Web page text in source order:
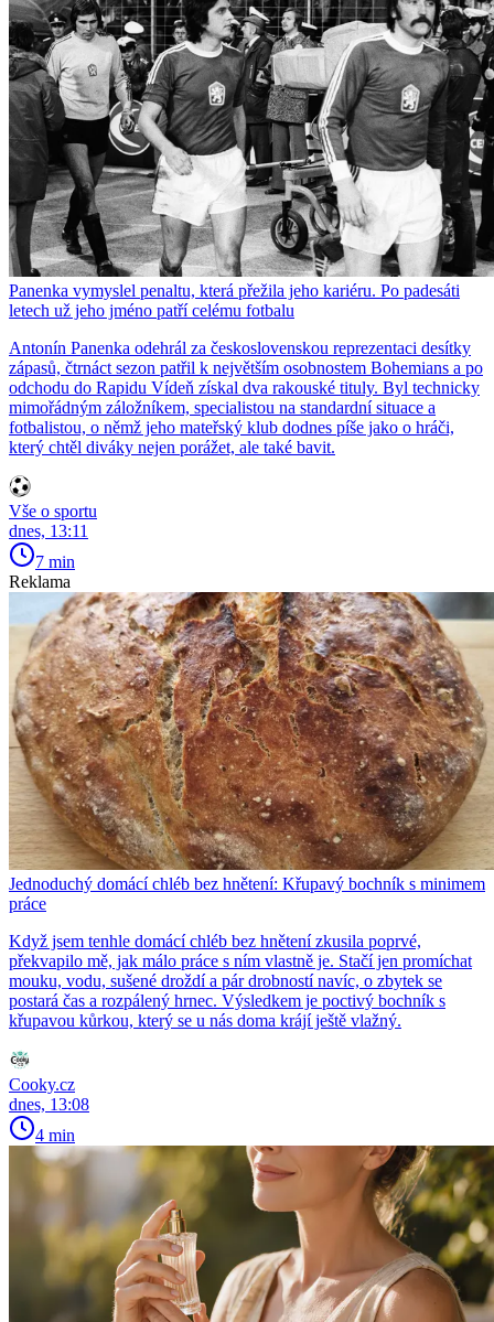
Panenka vymyslel penaltu, která přežila jeho kariéru. Po padesáti
letech už jeho jméno patří celému fotbalu
Antonín Panenka odehrál za československou reprezentaci desítky
zápasů, čtrnáct sezon patřil k největším osobnostem Bohemians a po
odchodu do Rapidu Vídeň získal dva rakouské tituly. Byl technicky
mimořádným záložníkem, specialistou na standardní situace a
fotbalistou, o němž jeho mateřský klub dodnes píše jako o hráči,
který chtěl diváky nejen porážet, ale také bavit.
Vše o sportu
dnes, 13:11
7 min
Reklama
Jednoduchý domácí chléb bez hnětení: Křupavý bochník s minimem
práce
Když jsem tenhle domácí chléb bez hnětení zkusila poprvé,
překvapilo mě, jak málo práce s ním vlastně je. Stačí jen promíchat
mouku, vodu, sušené droždí a pár drobností navíc, o zbytek se
postará čas a rozpálený hrnec. Výsledkem je poctivý bochník s
křupavou kůrkou, který se u nás doma krájí ještě vlažný.
Cooky.cz
dnes, 13:08
4 min